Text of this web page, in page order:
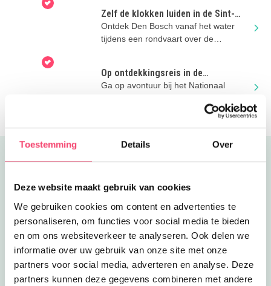
Toestemming Details Over
Deze website maakt gebruik van cookies
We gebruiken cookies om content en advertenties te
personaliseren, om functies voor social media te bieden
en om ons websiteverkeer te analyseren. Ook delen we
informatie over uw gebruik van onze site met onze
partners voor social media, adverteren en analyse. Deze
partners kunnen deze gegevens combineren met andere
Zelf de klokken luiden in de Sint-
Jan? Dat kan!
Ontdek Den Bosch vanaf het water
tijdens een rondvaart over de
Op ontdekkingsreis in de
zomervakantie
Ga op avontuur bij het Nationaal
Uitgelicht